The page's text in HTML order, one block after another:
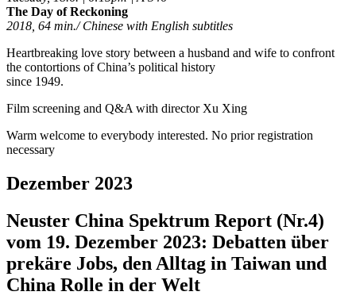
The Day of Reckoning
2018, 64 min./ Chinese with English subtitles
Heartbreaking love story between a husband and wife to confront
the contortions of China’s political history
since 1949.
Film screening and Q&A with director Xu Xing
Warm welcome to everybody interested. No prior registration
necessary
Dezember 2023
Neuster China Spektrum Report (Nr.4)
vom 19. Dezember 2023: Debatten über
prekäre Jobs, den Alltag in Taiwan und
China Rolle in der Welt